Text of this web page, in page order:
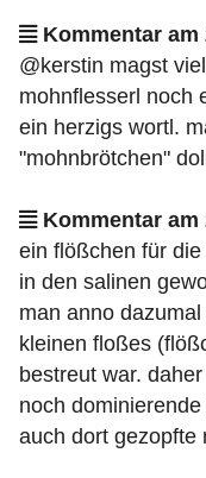
Kommentar am
@kerstin magst
mohnflesserl noch
ein herzigs wortl.
"mohnbrötchen"
Kommentar am
ein flößchen für
in den salinen
man anno
kleinen floßes
bestreut war.
noch
auch dort gezopfte